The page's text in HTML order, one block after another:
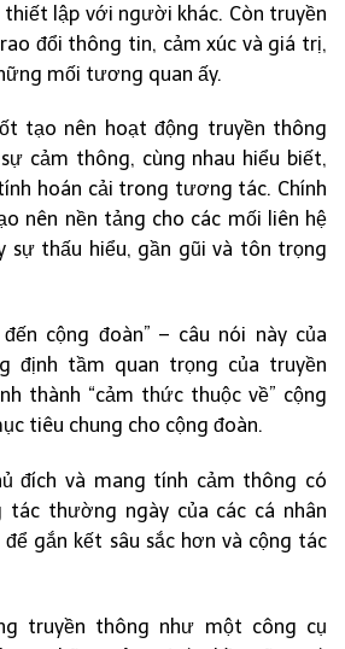
thiết lập với người khác. Còn truyền
đổi thông tin, cảm xúc và giá trị,
mối tương quan ấy.
tạo nên hoạt động truyền thông
cảm thông, cùng nhau hiểu biết,
hoán cải trong tương tác. Chính
nên nền tảng cho các mối liên hệ
sự thấu hiểu, gần gũi và tôn trọng
cộng đoàn” – câu nói này của
định tầm quan trọng của truyền
thành “cảm thức thuộc về” cộng
tiêu chung cho cộng đoàn.
đích và mang tính cảm thông có
thường ngày của các cá nhân
gắn kết sâu sắc hơn và cộng tác
truyền thông như một công cụ